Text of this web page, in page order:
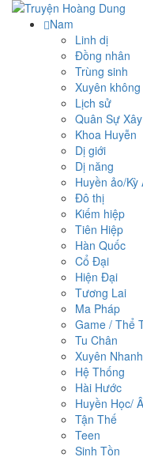
Nam
Linh dị
Đồng nhân
Trùng sinh
Xuyên không
Lịch sử
Quân Sự
Khoa Huyễn
Dị giới
Dị năng
Huyền ảo/Kỳ
Đô thị
Kiếm hiệp
Tiên Hiệp
Hàn Quốc
Cổ Đại
Hiện Đại
Tương Lai
Ma Pháp
Game / Thể
Tu Chân
Xuyên Nhanh
Hệ Thống
Hài Hước
Huyền Học/
Tận Thế
Teen
Sinh Tồn